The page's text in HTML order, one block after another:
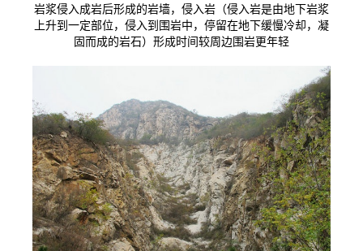
岩浆侵入成岩后形成的岩墙，侵入岩（侵入岩是由地下岩浆
上升到一定部位，侵入到围岩中，停留在地下缓慢冷却，凝
固而成的岩石）形成时间较周边围岩更年轻